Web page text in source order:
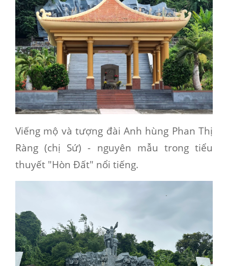
Viếng mộ và tượng đài Anh hùng Phan Thị
Ràng (chị Sứ) - nguyên mẫu trong tiểu
thuyết "Hòn Đất" nổi tiếng.